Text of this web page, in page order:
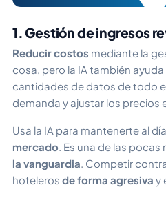
1. Gestión de ingresos
Reducir costos mediante la
cosa, pero la IA también ayuda
cantidades de datos de todo
demanda y ajustar los precios
Usa la IA para mantenerte al
mercado. Es una de las pocas
la vanguardia. Competir
hoteleros de forma agresiva y